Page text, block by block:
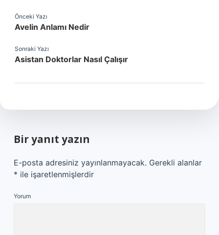
Önceki Yazı
Avelin Anlamı Nedir
Sonraki Yazı
Asistan Doktorlar Nasıl Çalışır
Bir yanıt yazın
E-posta adresiniz yayınlanmayacak. Gerekli alanlar
* ile işaretlenmişlerdir
Yorum